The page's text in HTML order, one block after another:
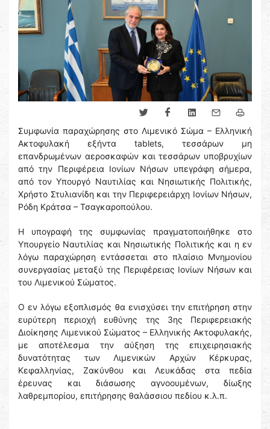
Συμφωνία παραχώρησης στο Λιμενικό Σώμα – Ελληνική
Ακτοφυλακή εξήντα tablets, τεσσάρων μη
επανδρωμένων αεροσκαφών και τεσσάρων υποβρυχίων
από την Περιφέρεια Ιονίων Νήσων υπεγράφη σήμερα,
από τον Υπουργό Ναυτιλίας και Νησιωτικής Πολιτικής,
Χρήστο Στυλιανίδη και την Περιφερειάρχη Ιονίων Νήσων,
Ρόδη Κράτσα – Τσαγκαροπούλου.
H υπογραφή της συμφωνίας πραγματοποιήθηκε στο
Υπουργείο Ναυτιλίας και Νησιωτικής Πολιτικής και η εν
λόγω παραχώρηση εντάσσεται στο πλαίσιο Μνημονίου
συνεργασίας μεταξύ της Περιφέρειας Ιονίων Νήσων και
του Λιμενικού Σώματος.
Ο εν λόγω εξοπλισμός θα ενισχύσει την επιτήρηση στην
ευρύτερη περιοχή ευθύνης της 3ης Περιφερειακής
Διοίκησης Λιμενικού Σώματος – Ελληνικής Ακτοφυλακής,
με αποτέλεσμα την αύξηση της επιχειρησιακής
δυνατότητας των Λιμενικών Αρχών Κέρκυρας,
Κεφαλληνίας, Ζακύνθου και Λευκάδας στα πεδία
έρευνας και διάσωσης αγνοουμένων, δίωξης
λαθρεμπορίου, επιτήρησης θαλάσσιου πεδίου κ.λ.π.